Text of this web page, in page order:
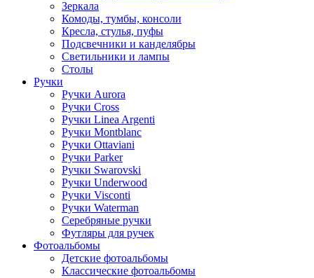
Зеркала
Комоды, тумбы, консоли
Кресла, стулья, пуфы
Подсвечники и канделябры
Светильники и лампы
Столы
Ручки
Ручки Aurora
Ручки Cross
Ручки Linea Argenti
Ручки Montblanc
Ручки Ottaviani
Ручки Parker
Ручки Swarovski
Ручки Underwood
Ручки Visconti
Ручки Waterman
Серебряные ручки
Футляры для ручек
Фотоальбомы
Детские фотоальбомы
Классические фотоальбомы